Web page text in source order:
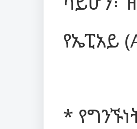
የኤፒአይ
*